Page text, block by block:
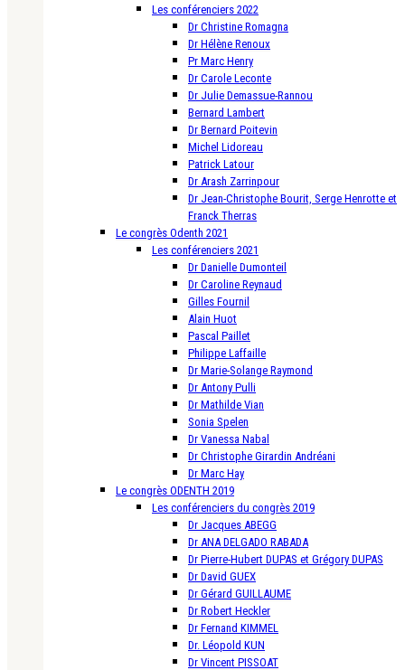
Les conférenciers 2022
Dr Christine Romagna
Dr Hélène Renoux
Pr Marc Henry
Dr Carole Leconte
Dr Julie Demassue-Rannou
Bernard Lambert
Dr Bernard Poitevin
Michel Lidoreau
Patrick Latour
Dr Arash Zarrinpour
Dr Jean-Christophe Bourit, Serge Henrotte et
Franck Therras
Le congrès Odenth 2021
Les conférenciers 2021
Dr Danielle Dumonteil
Dr Caroline Reynaud
Gilles Fournil
Alain Huot
Pascal Paillet
Philippe Laffaille
Dr Marie-Solange Raymond
Dr Antony Pulli
Dr Mathilde Vian
Sonia Spelen
Dr Vanessa Nabal
Dr Christophe Girardin Andréani
Dr Marc Hay
Le congrès ODENTH 2019
Les conférenciers du congrès 2019
Dr Jacques ABEGG
Dr ANA DELGADO RABADA
Dr Pierre-Hubert DUPAS et Grégory DUPAS
Dr David GUEX
Dr Gérard GUILLAUME
Dr Robert Heckler
Dr Fernand KIMMEL
Dr. Léopold KUN
Dr Vincent PISSOAT